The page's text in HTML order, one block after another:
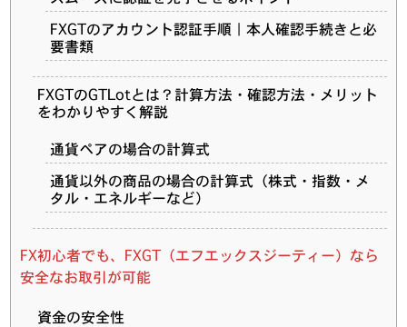
FXGTのアカウント認証手順｜本人確認手続きと必
要書類
FXGTのGTLotとは？計算方法・確認方法・メリット
をわかりやすく解説
通貨ペアの場合の計算式
通貨以外の商品の場合の計算式（株式・指数・メ
タル・エネルギーなど）
FX初心者でも、FXGT（エフエックスジーティー）なら
安全なお取引が可能
資金の安全性